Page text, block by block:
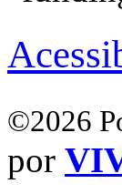
©2026
por